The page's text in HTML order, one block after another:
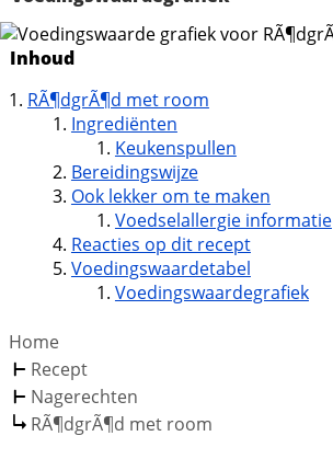
Inhoud
RÃ¶dgrÃ¶d met room
Ingrediënten
Keukenspullen
Bereidingswijze
Ook lekker om te maken
Voedselallergie informatie
Reacties op dit recept
Voedingswaardetabel
Voedingswaardegrafiek
Home
Recept
Nagerechten
RÃ¶dgrÃ¶d met room